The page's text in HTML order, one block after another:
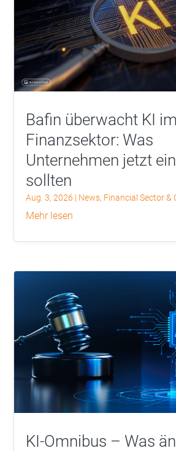
Bafin überwacht KI im
Finanzsektor: Was
Unternehmen jetzt
sollten
Aug. 3, 2026 | News, Financial Sector &
mehr lesen
KI-Omnibus – Was